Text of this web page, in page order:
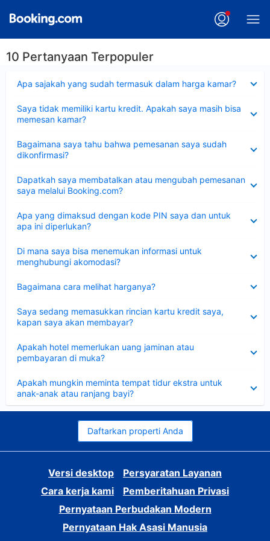
10 Pertanyaan Terpopuler
Apa sajakah yang sudah termasuk dalam harga kamar?
Saya tidak memiliki kartu kredit. Apakah saya masih bisa
memesan kamar?
Bagaimana saya tahu bahwa pemesanan saya sudah
dikonfirmasi?
Dapatkah saya membatalkan atau mengubah pemesanan
saya melalui Booking.com?
Apa yang dimaksud dengan kode PIN saya dan untuk
apa ini diperlukan?
Di mana saya bisa menemukan informasi untuk
menghubungi akomodasi?
Bagaimana cara melihat harganya?
Saya sedang memasukkan rincian kartu kredit saya,
kapan saya akan membayar?
Apakah hotel memerlukan uang jaminan atau
pembayaran di muka?
Apakah mungkin meminta tempat tidur ekstra untuk
anak-anak atau ranjang bayi?
Daftarkan properti Anda
Versi desktop
Persyaratan Layanan
Cara kerja kami
Pemberitahuan Privasi
Pernyataan Perbudakan Modern
Pernyataan Hak Asasi Manusia